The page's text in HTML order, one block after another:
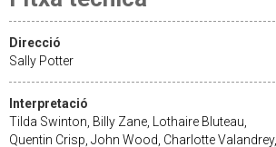
Direcció
Sally Potter
Interpretació
Tilda Swinton, Billy Zane, Lothaire Bluteau,
Quentin Crisp, John Wood, Charlotte Valandrey,